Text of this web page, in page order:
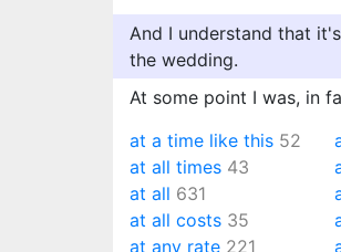
And I understand that
the wedding.
At some point I was, in
at a time like this 52
at all times 43
at all 631
at all costs 35
at any rate 221